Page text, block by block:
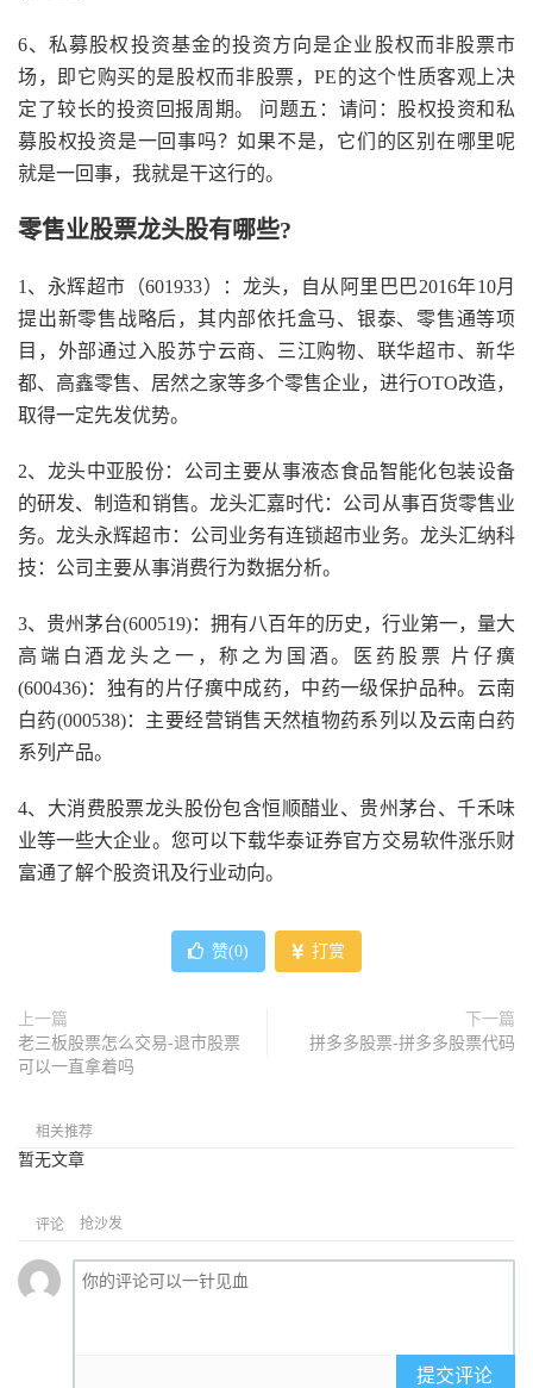
6、私募股权投资基金的投资方向是企业股权而非股票市
场，即它购买的是股权而非股票，PE的这个性质客观上决
定了较长的投资回报周期。 问题五：请问：股权投资和私
募股权投资是一回事吗？如果不是，它们的区别在哪里呢
就是一回事，我就是干这行的。
零售业股票龙头股有哪些?
1、永辉超市（601933）：龙头，自从阿里巴巴2016年10月
提出新零售战略后，其内部依托盒马、银泰、零售通等项
目，外部通过入股苏宁云商、三江购物、联华超市、新华
都、高鑫零售、居然之家等多个零售企业，进行OTO改造，
取得一定先发优势。
2、龙头中亚股份：公司主要从事液态食品智能化包装设备
的研发、制造和销售。龙头汇嘉时代：公司从事百货零售业
务。龙头永辉超市：公司业务有连锁超市业务。龙头汇纳科
技：公司主要从事消费行为数据分析。
3、贵州茅台(600519)：拥有八百年的历史，行业第一，量大
高端白酒龙头之一，称之为国酒。医药股票 片仔癀
(600436)：独有的片仔癀中成药，中药一级保护品种。云南
白药(000538)：主要经营销售天然植物药系列以及云南白药
系列产品。
4、大消费股票龙头股份包含恒顺醋业、贵州茅台、千禾味
业等一些大企业。您可以下载华泰证券官方交易软件涨乐财
富通了解个股资讯及行业动向。
赞(0) 打赏
上一篇
老三板股票怎么交易-退市股票
可以一直拿着吗
下一篇
拼多多股票-拼多多股票代码
相关推荐
暂无文章
评论 抢沙发
提交评论